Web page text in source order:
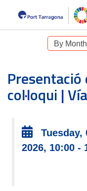
By Month
col·loqui |
Tuesday,
2026, 10:00 -